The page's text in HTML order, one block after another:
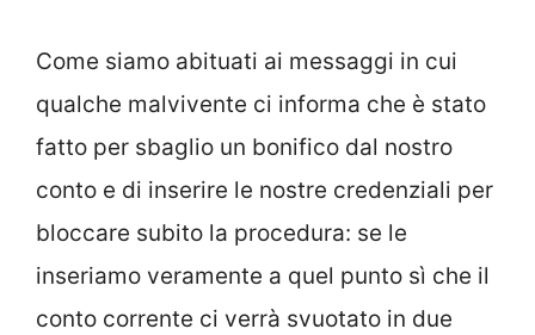
Come siamo abituati ai messaggi in cui
qualche malvivente ci informa che è stato
fatto per sbaglio un bonifico dal nostro
conto e di inserire le nostre credenziali per
bloccare subito la procedura: se le
inseriamo veramente a quel punto sì che il
conto corrente ci verrà svuotato in due